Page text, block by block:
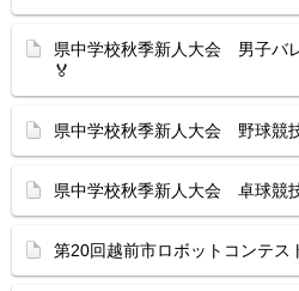
県中学校秋季新人大会 男子バ
🏅
県中学校秋季新人大会 野球
県中学校秋季新人大会 卓球
第20回越前市ロボットコンテス